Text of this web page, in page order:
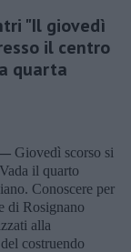
"Il giovedì
il centro
quarta
Giovedì scorso si
il quarto
Conoscere per
di Rosignano
alla
costruendo